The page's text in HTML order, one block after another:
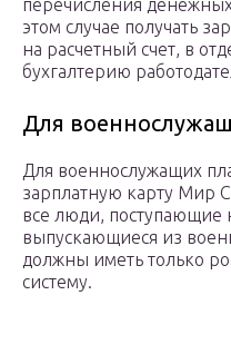
перечисления
этом случае получать
на расчетный счет, в
бухгалтерию
Для
Для военнослужащих
зарплатную карту Мир
все люди, поступающие
выпускающиеся из
должны иметь только
систему.